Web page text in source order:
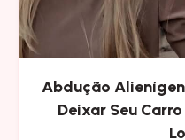
Abdução
Deixar Seu